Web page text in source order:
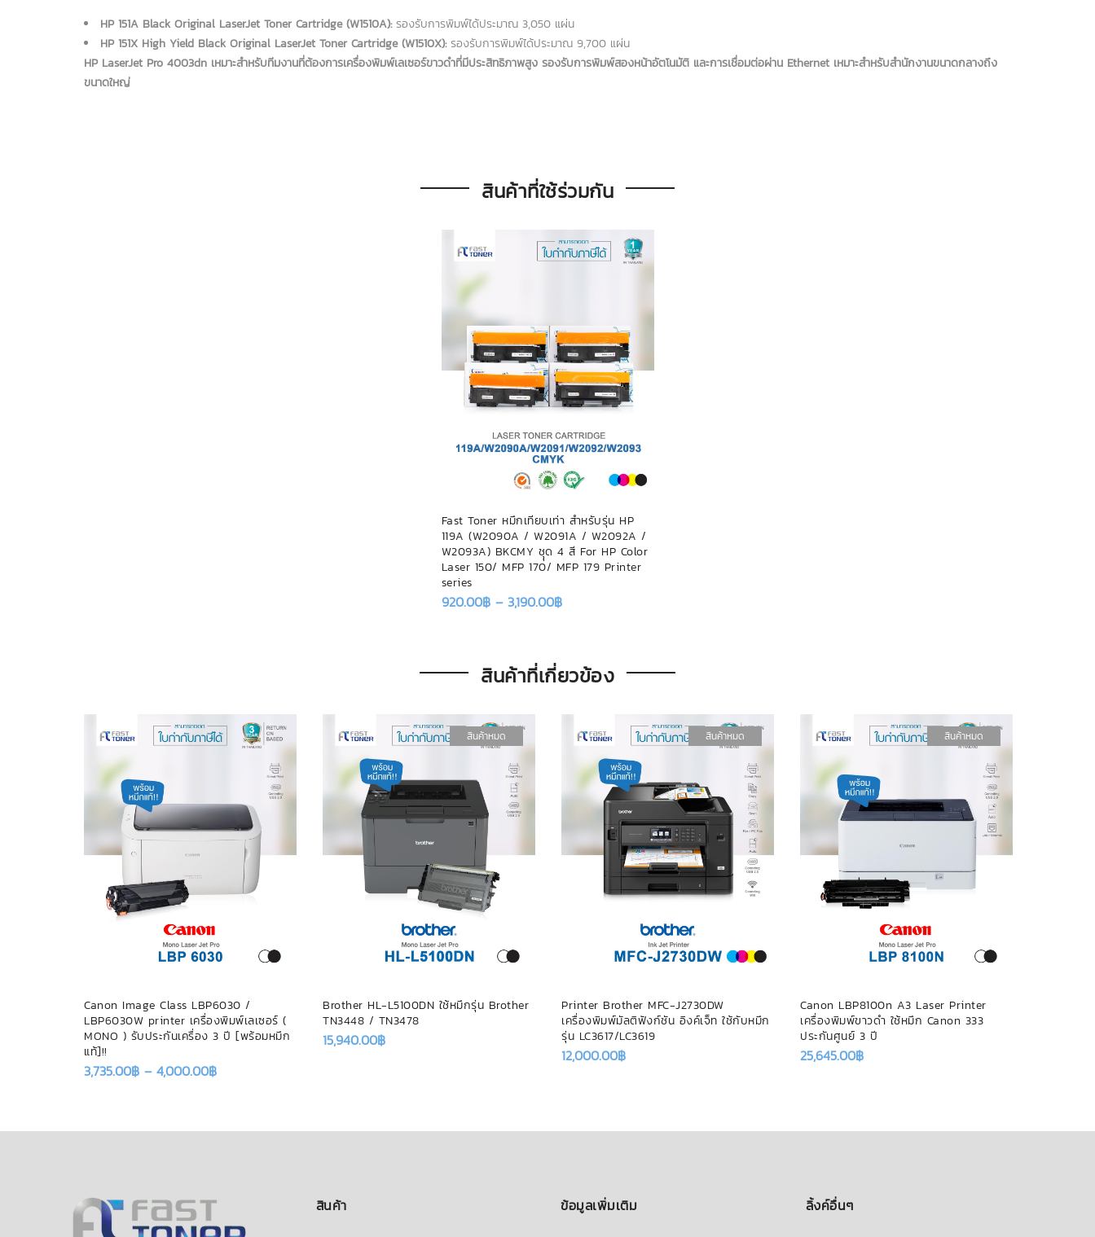
HP 151A Black Original LaserJet Toner Cartridge (W1510A): รองรับการพิมพ์ได้ประมาณ 3,050 แผ่น
HP 151X High Yield Black Original LaserJet Toner Cartridge (W1510X): รองรับการพิมพ์ได้ประมาณ 9,700 แผ่น
HP LaserJet Pro 4003dn เหมาะสำหรับทีมงานที่ต้องการเครื่องพิมพ์เลเซอร์ขาวดำที่มีประสิทธิภาพสูง รองรับการพิมพ์สองหน้าอัตโนมัติ และการเชื่อมต่อผ่าน Ethernet เหมาะสำหรับสำนักงานขนาดกลางถึง
ขนาดใหญ่
สินค้าที่ใช้ร่วมกัน
Fast Toner หมึกเทียบเท่า สำหรับรุ่น HP
119A (W2090A / W2091A / W2092A /
W2093A) BKCMY ชุุด 4 สี For HP Color
Laser 150/ MFP 170/ MFP 179 Printer
series
920.00฿– 3,190.00฿
สินค้าที่เกี่ยวข้อง
Canon Image Class LBP6030 /
LBP6030W printer เครื่องพิมพ์เลเซอร์ (
MONO ) รับประกันเครื่อง 3 ปี [พร้อมหมึก
แท้]!!
3,735.00฿ – 4,000.00฿
สินค้าหมด
Brother HL-L5100DN ใช้หมึกรุ่น Brother
TN3448 / TN3478
15,940.00฿
สินค้าหมด
Printer Brother MFC-J2730DW
เครื่องพิมพ์มัลติฟังก์ชัน อิงค์เจ็ท ใช้กับหมึก
รุ่น LC3617/LC3619
12,000.00฿
สินค้าหมด
Canon LBP8100n A3 Laser Printer
เครื่องพิมพ์ขาวดำ ใช้หมึก Canon 333
ประกันศูนย์ 3 ปี
25,645.00฿
สินค้า ข้อมูลเพิ่มเติม ลิ้งค์อื่นๆ